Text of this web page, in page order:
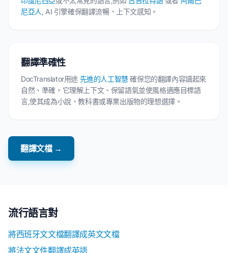
尼亞人 , AI 引擎確保翻譯流暢、上下文感知。
翻譯準確性
DocTranslator用途 先進的人工智慧確保您的翻譯內容讀起來
自然、準確。它理解上下文、保留語氣並使風格適應目標語
言,使其成為小說、教科書或專業出版物的理想選擇。
翻譯文檔 →
流行語言對
將西班牙文文檔翻譯成英文文檔
將法文文件翻譯成英語